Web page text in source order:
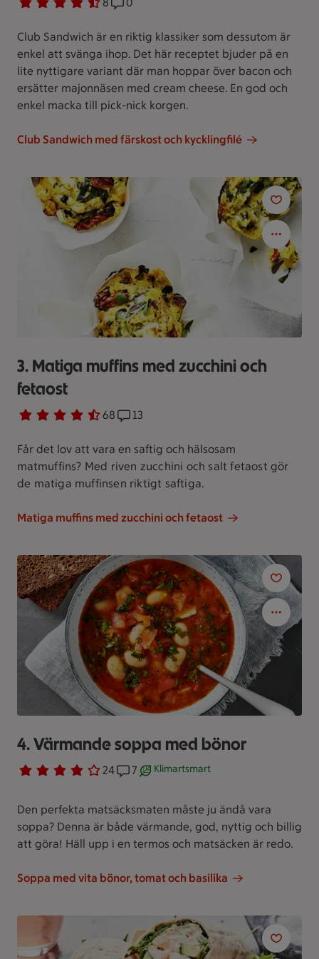
Club Sandwich är en riktig klassiker som dessutom är
enkel att svänga ihop. Det här receptet bjuder på en
lite nyttigare variant där man hoppar över bacon och
ersätter majonnäsen med cream cheese. En god och
enkel macka till pick-nick korgen.
Club Sandwich med färskost och kycklingfilé
3. Matiga muffins med zucchini och
fetaost
Betyg 4.1 av 5. 68
68 personer har röstatReceptet har 13 kommentarer
13
Får det lov att vara en saftig och hälsosam
matmuffins? Med riven zucchini och salt fetaost gör
de matiga muffinsen riktigt saftiga.
Matiga muffins med zucchini och fetaost
4. Värmande soppa med bönor
Betyg 3.8 av 5. 24
24 personer har röstatReceptet har 7 kommentarer
7 Receptet är ett klimartsmart val.
Klimartsmart
Den perfekta matsäcksmaten måste ju ändå vara
soppa? Denna är både värmande, god, nyttig och billig
att göra! Häll upp i en termos och matsäcken är redo.
Soppa med vita bönor, tomat och basilika